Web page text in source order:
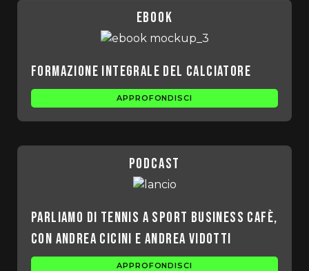
ebook
Formazione integrale del calciatore
APPROFONDISCI
podcast
Parliamo di tennis a Sport Business Cafè,
con Andrea Cicini e Andrea Vidotti
APPROFONDISCI